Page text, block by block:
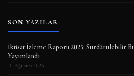
SON YAZILAR
İktisat İzleme Raporu 2025: Sürdürülebilir
Yayımlandı
10 Ağustos 2026